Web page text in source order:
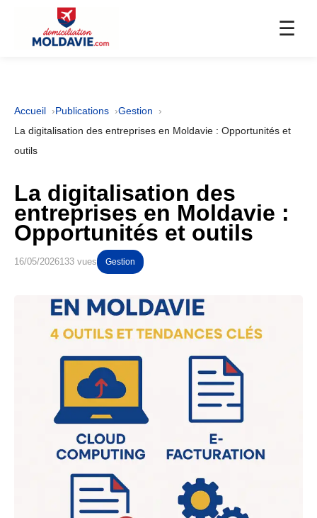
☰
Accueil Publications
Gestion
La digitalisation des entreprises en Moldavie : Opportunités et
outils
La digitalisation des
entreprises en Moldavie :
Opportunités et outils
16/05/2026133 vues Gestion